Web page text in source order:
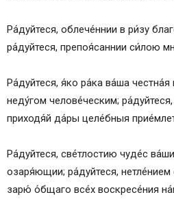
Ра́дуйтеся, облече́ннии в ри́зу
ра́дуйтеся, препоя́саннии си́лою
Ра́дуйтеся, я́ко ра́ка ва́ша честна́я
неду́гом челове́ческим;
приходя́й да́ры целе́бныя
Ра́дуйтеся, све́тлостию чуде́с
озаря́ющии; ра́дуйтеся,
зарю́ о́бщаго все́х воскресе́ния